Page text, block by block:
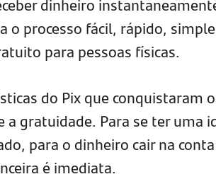
o processo fácil, rápido,
para pessoas físicas.
do Pix que conquistaram
gratuidade. Para se ter uma
para o dinheiro cair na
é imediata.